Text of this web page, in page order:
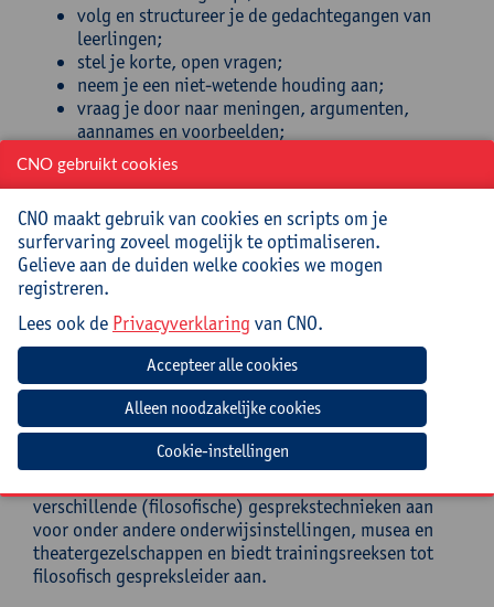
volg en structureer je de gedachtegangen van
leerlingen;
stel je korte, open vragen;
neem je een niet-wetende houding aan;
vraag je door naar meningen, argumenten,
aannames en voorbeelden;
breng je in een veilige sfeer een meningsverschil
naar boven in je klas.
Doelgroep
Alle leerkrachten lager en secundair onderwijs
Begeleiding
Gideon Hakker studeerde af op de Toneelacademie
Maastricht als regisseur/docent drama. Als filosofisch
gespreksleider kreeg hij scholing bij Kristof Van
Rossem in verschillende technieken. Hij is zowat
overal procesgericht werkzaam met kinderen, jongeren
verschillende (filosofische) gesprekstechnieken aan
voor onder andere onderwijsinstellingen, musea en
theatergezelschappen en biedt trainingsreeksen tot
filosofisch gespreksleider aan.
CNO gebruikt cookies
CNO maakt gebruik van cookies en scripts om je
surfervaring zoveel mogelijk te optimaliseren.
Gelieve aan de duiden welke cookies we mogen
registreren.
Lees ook de Privacyverklaring van CNO.
Cookie-instellingen